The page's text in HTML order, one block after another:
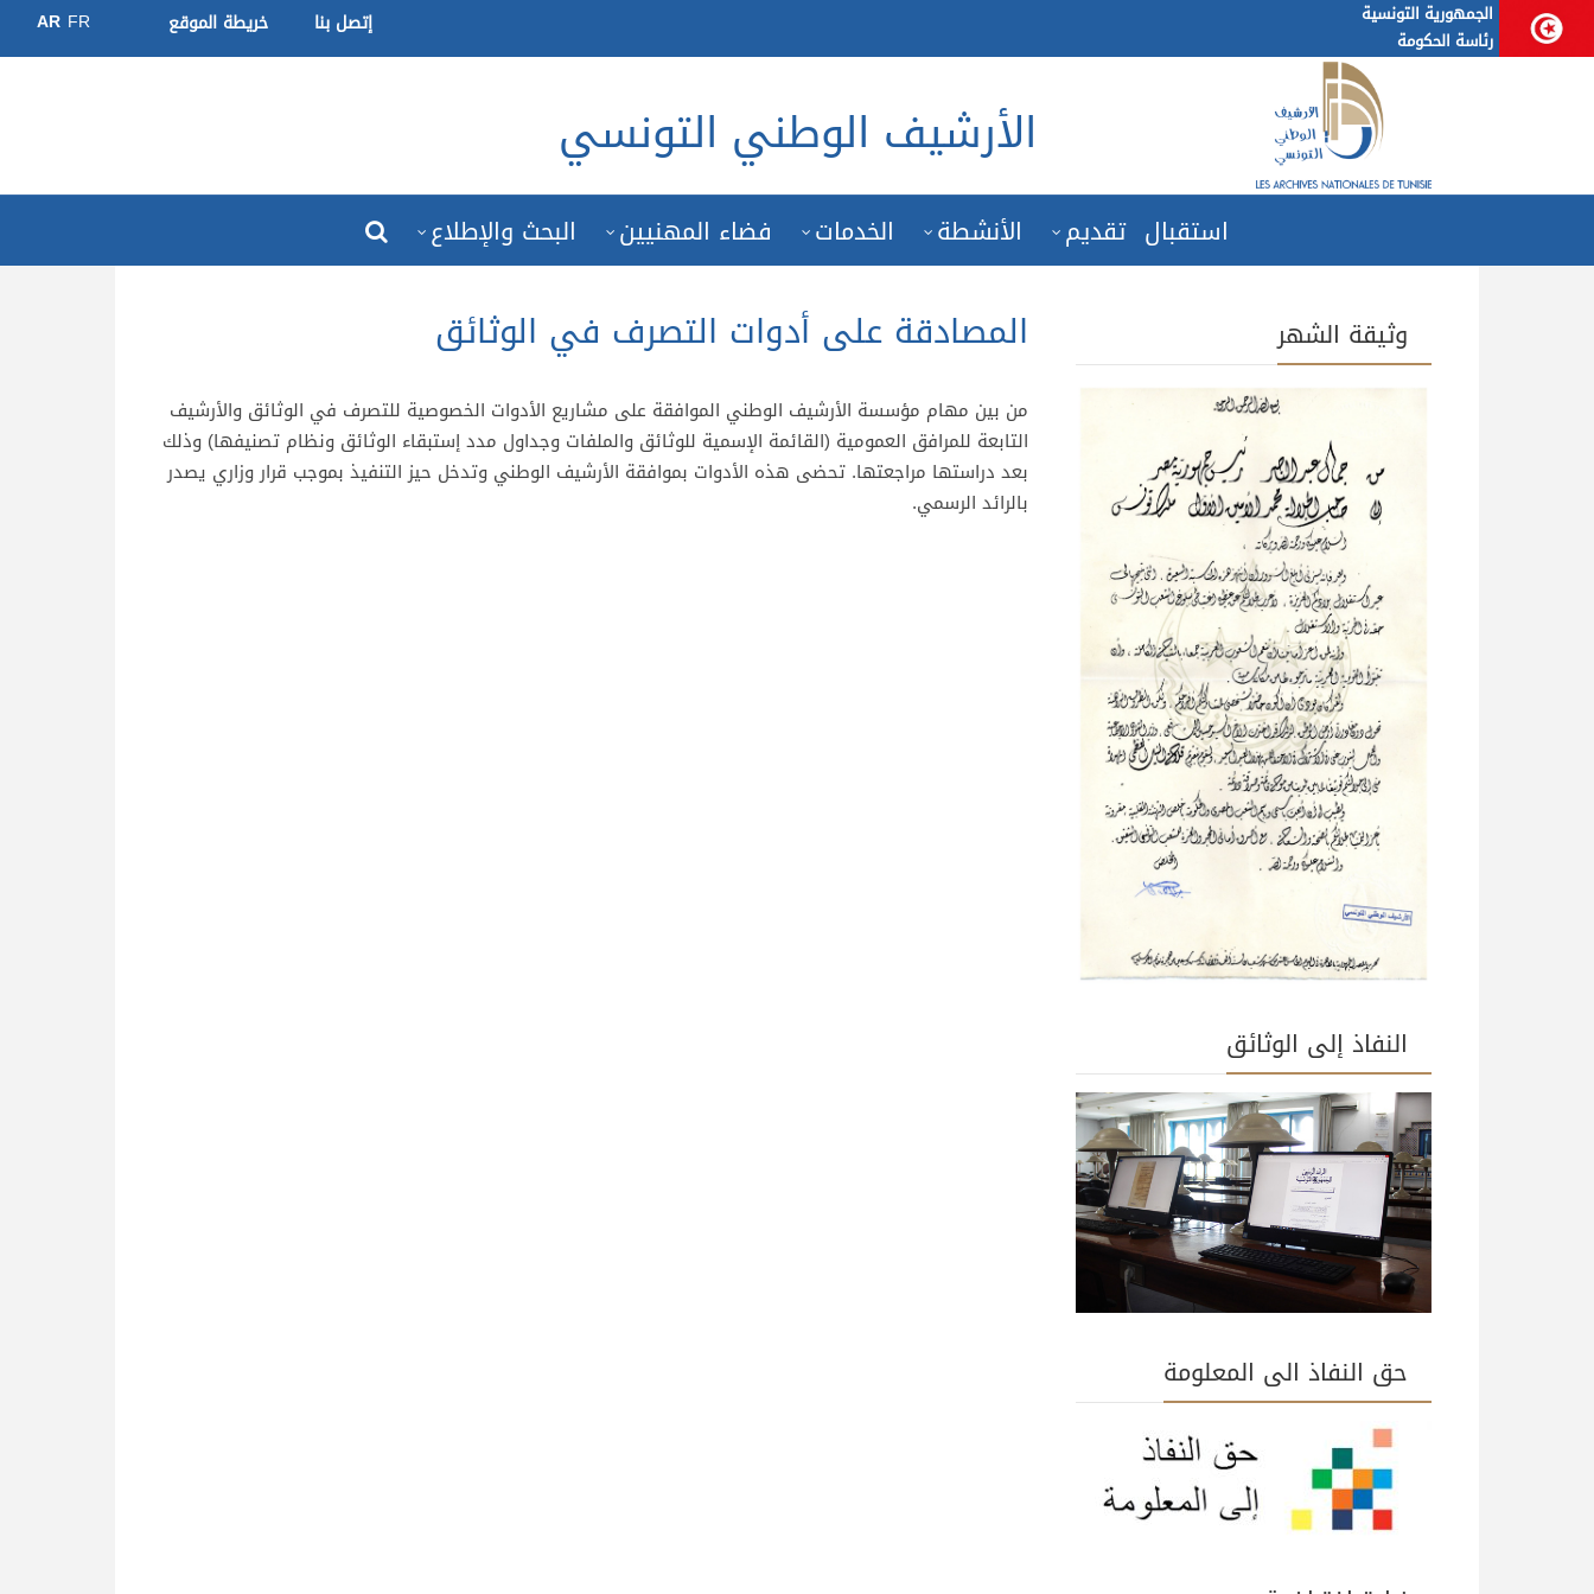
الجمهورية التونسية
رئاسة الحكومة
AR FR خريطة الموقع إتصل بنا
الأرشيف الوطني التونسي
استقبال تقديم الأنشطة الخدمات فضاء المهنيين البحث والإطلاع
المصادقة على أدوات التصرف في الوثائق
من بين مهام مؤسسة الأرشيف الوطني الموافقة على مشاريع الأدوات الخصوصية للتصرف في الوثائق والأرشيف
التابعة للمرافق العمومية (القائمة الإسمية للوثائق والملفات وجداول مدد إستبقاء الوثائق ونظام تصنيفها) وذلك
بعد دراستها مراجعتها. تحضى هذه الأدوات بموافقة الأرشيف الوطني وتدخل حيز التنفيذ بموجب قرار وزاري يصدر
بالرائد الرسمي.
وثيقة الشهر
النفاذ إلى الوثائق
حق النفاذ الى المعلومة